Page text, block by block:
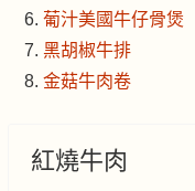
葡汁美國牛仔骨煲
黑胡椒牛排
金菇牛肉卷
紅燒牛肉